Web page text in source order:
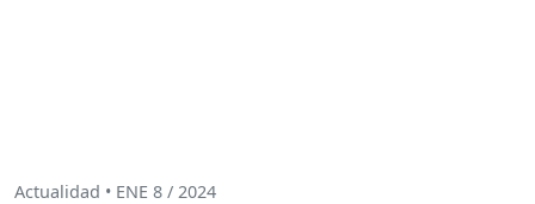
Actualidad • ENE 8 / 2024